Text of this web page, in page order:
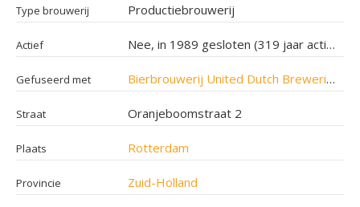
Type brouwerij Productiebrouwerij
Actief Nee, in 1989 gesloten (319 jaar actief geweest)
Gefuseerd met Bierbrouwerij United Dutch Breweries
Straat Oranjeboomstraat 2
Plaats Rotterdam
Provincie Zuid-Holland